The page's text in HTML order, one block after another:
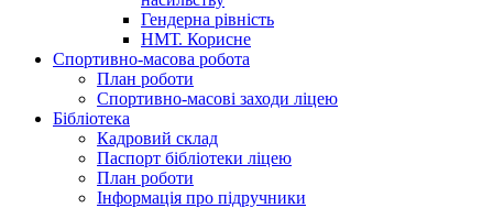
Гендерна рівність
НМТ. Корисне
Спортивно-масова робота
План роботи
Спортивно-масові заходи ліцею
Бібліотека
Кадровий склад
Паспорт бібліотеки ліцею
План роботи
Інформація про підручники